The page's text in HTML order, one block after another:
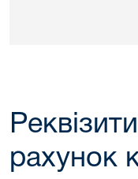
рахунок